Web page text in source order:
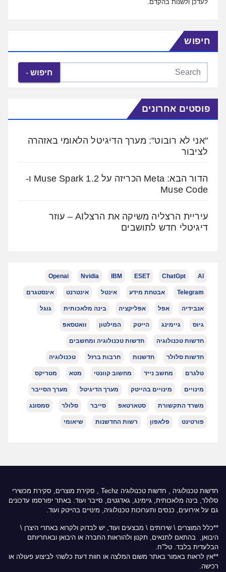
לעדכן ולשנות בהקדם.
חיפוש
חיפוש
פוסטים אחרונים
"אני לא רובוט": מערך הדיגיטל הלאומי באזהרה
לציבור
הדור הבא: Meta הכריזה על Muse Spark 1.2 ו-
Muse Code
עיריית הרצליה משיקה את הרצלAI – עוזר
דיגיטלי חדש לתושבים
AI
ChatGpt
ESET
IBM
Nvidia
Openai
Telegram אבטחת מידע אינטל אינטרנט אינסטגרם
אנבידיה אפל אפליקציה בינה מלאכותית גוגל
גיוס גיימינג הייטק המילטון וואטסאפ
חדשות טכנולוגיה חדשות טכנולוגיה ומחשבים
חדשות סלולר חדשנות חרבות ברזל טכנולוגיה
טלגרם מחשב נייד מחשוב קוונטי מטא מטריקס
מינויים מינויים בהייטק מערך הדיגיטל מערך הסייבר
משרד התקשורת סטארטאפ סייבר סלולר סמסונג
פורטינט פלאפון רשות החדשנות שיאומי
חדשות טכנולוגיה , חדשות טכנולוגיה Techz
, סקירת מוצרים, סקירת מכשירי
סלולר, בינה מלאכותית, גיימינג, גאדגטים, סייבר ועוד. באתר יפורסמו עדכונים
גם על אירועים, כנסים ותערוכות טכנולוגיה, מינויים בהייטק ועוד.
**כלל המוצרים \ שירותים \ מבצעים ועוד, יש לבדוק ולקרוא באתרי היצרן \
היבואן, בהתאם לתנאים, תקנון ולהוראות החברה או היבואן ובאחריותם
הבלעדית בלבד. טל"ח.
**אין לראות באמור באתר משום המלצה או חוות דעת כלשהי לביצוע פעולה או
רכישה.